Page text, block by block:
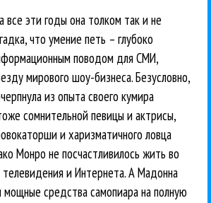
все эти годы она толком так и не
что умение петь – глубоко
поводом для СМИ,
мирового шоу-бизнеса. Безусловно,
из опыта своего кумира
сомнительной певицы и актрисы,
и харизматичного ловца
Монро не посчастливилось жить во
телевидения и Интернета. А Мадонна
мощные средства самопиара на полную